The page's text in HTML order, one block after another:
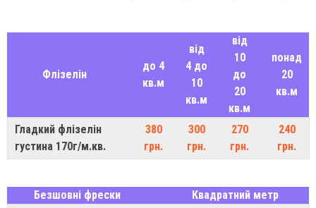
Флізелін
до 4
кв.м
від
4 до
10
кв.м
від
10
до
20
кв.м
понад
20
кв.м
Гладкий флізелін
густина 170г/м.кв.
380
грн.
300
грн.
270
грн.
240
грн.
Безшовні фрески
Квадратний метр